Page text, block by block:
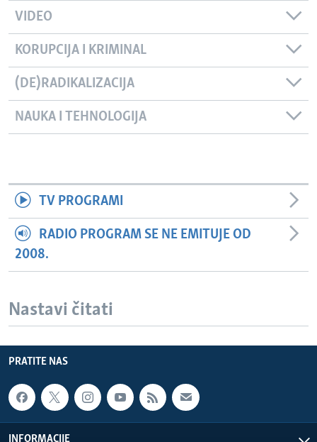
VIDEO
KORUPCIJA I KRIMINAL
(DE)RADIKALIZACIJA
NAUKA I TEHNOLOGIJA
TV PROGRAMI
RADIO PROGRAM SE NE EMITUJE OD
2008.
Nastavi čitati
PRATITE NAS
INFORMACIJE